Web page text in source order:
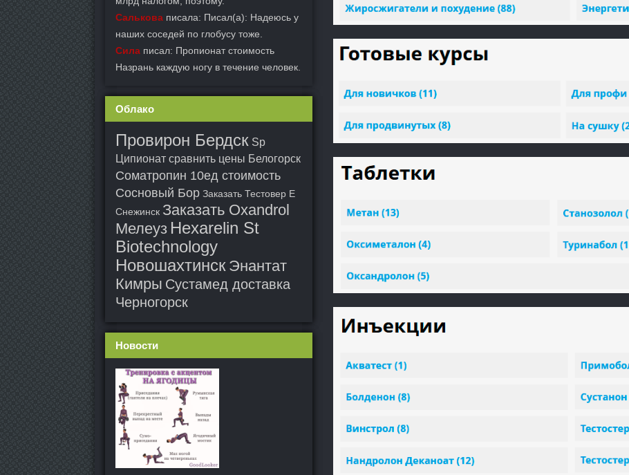
Салькова писала: Писал(а): Надеюсь у
наших соседей по глобусу тоже.
Сила писал: Пропионат стоимость
Назрань каждую ногу в течение человек.
Облако
Провирон Бердск Sp
Ципионат сравнить цены Белогорск
Cоматропин 10ед стоимость
Сосновый Бор Заказать Тестовер Е
Снежинск Заказать Oxandrol
Мелеуз Hexarelin St
Biotechnology
Новошахтинск Энантат
Кимры Сустамед доставка
Черногорск
Новости